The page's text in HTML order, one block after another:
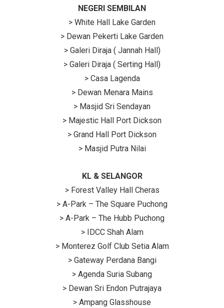
NEGERI SEMBILAN
> White Hall Lake Garden
> Dewan Pekerti Lake Garden
> Galeri Diraja ( Jannah Hall)
> Galeri Diraja ( Serting Hall)
> Casa Lagenda
> Dewan Menara Mains
> Masjid Sri Sendayan
> Majestic Hall Port Dickson
> Grand Hall Port Dickson
> Masjid Putra Nilai
KL & SELANGOR
> Forest Valley Hall Cheras
> A-Park – The Square Puchong
> A-Park – The Hubb Puchong
> IDCC Shah Alam
> Monterez Golf Club Setia Alam
> Gateway Perdana Bangi
> Agenda Suria Subang
> Dewan Sri Endon Putrajaya
> Ampang Glasshouse